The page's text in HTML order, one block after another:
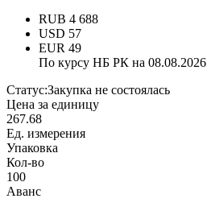
RUB 4 688
USD 57
EUR 49
По курсу НБ РК на 08.08.2026
Статус:Закупка не состоялась
Цена за единицу
267.68
Ед. измерения
Упаковка
Кол-во
100
Аванс